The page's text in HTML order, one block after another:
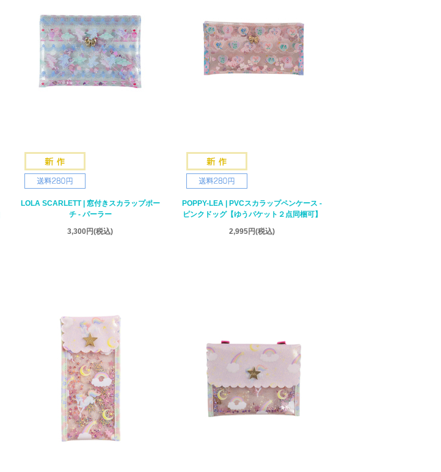
LOLA SCARLETT | 窓付きスカラップポー
チ - パーラー
3,300円(税込)
POPPY-LEA | PVCスカラップペンケース -
ピンクドッグ【ゆうパケット２点同梱可】
2,995円(税込)